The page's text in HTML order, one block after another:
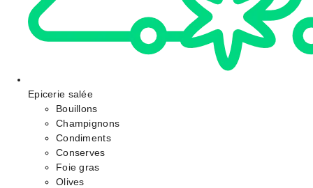
Epicerie salée
Bouillons
Champignons
Condiments
Conserves
Foie gras
Olives